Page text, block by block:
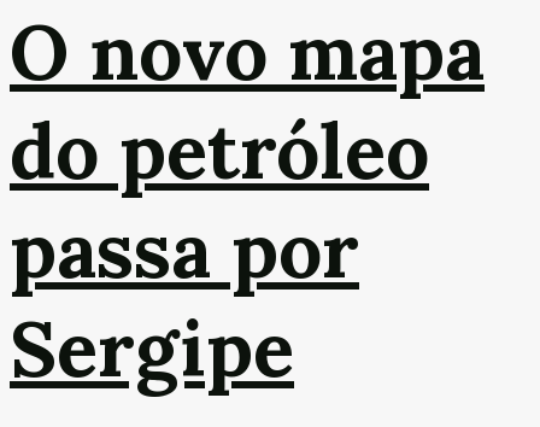
O novo mapa
do petróleo
passa por
Sergipe